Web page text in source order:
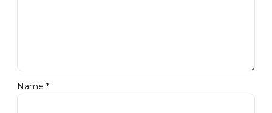
Name *